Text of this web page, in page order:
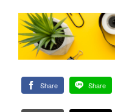
Share Share